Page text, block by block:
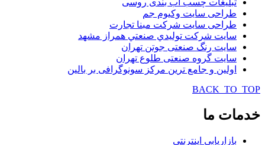
تبلیغات چسب آب بندی روسی
طراحی سایت وکیوم جم
طراحی سایت شرکت مبنا تجارت
سایت شركت توليدي صنعتي همراز مشهد
سایت رنگ صنعتی جوتن تهران
سایت گروه صنعتی طلوع تهران
اولین و جامع ترین مرکز سونوگرافی بر بالین
BACK_TO_TOP
خدمات ما
بازاریابی اینترنتی